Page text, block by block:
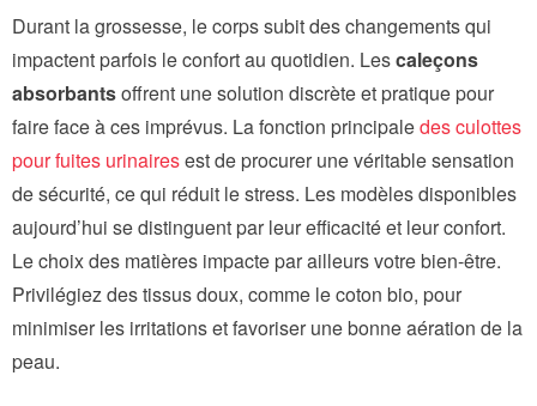
Durant la grossesse, le corps subit des changements qui
impactent parfois le confort au quotidien. Lescaleçons
absorbantsoffrent une solution discrète et pratique pour
faire face à ces imprévus. La fonction principaledes culottes
pour fuites urinairesest de procurer une véritable sensation
de sécurité, ce qui réduit le stress. Les modèles disponibles
aujourd’hui se distinguent par leur efficacité et leur confort.
Le choix des matières impacte par ailleurs votre bien-être.
Privilégiez des tissus doux, comme le coton bio, pour
minimiser les irritations et favoriser une bonne aération de la
peau.